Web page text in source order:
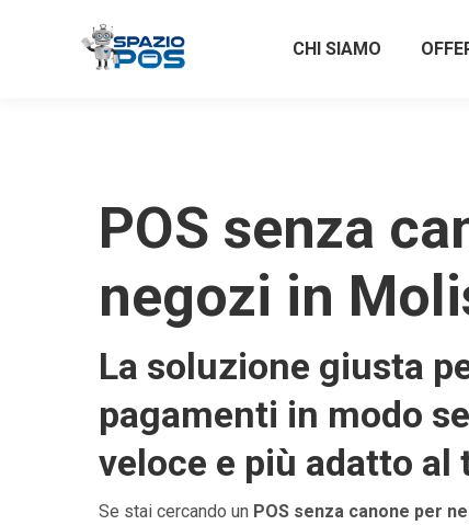
CHI SIAMO
POS senza
negozi in
La soluzione giusta
pagamenti in modo
veloce e più adatto al
Se stai cercando un POS senza canone per